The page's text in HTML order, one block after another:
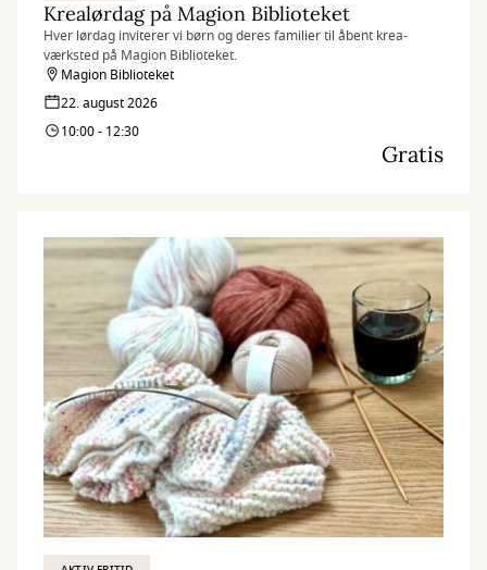
Krealørdag på Magion Biblioteket
Hver lørdag inviterer vi børn og deres familier til åbent krea-
værksted på Magion Biblioteket.
Magion Biblioteket
22. august 2026
10:00 - 12:30
Gratis